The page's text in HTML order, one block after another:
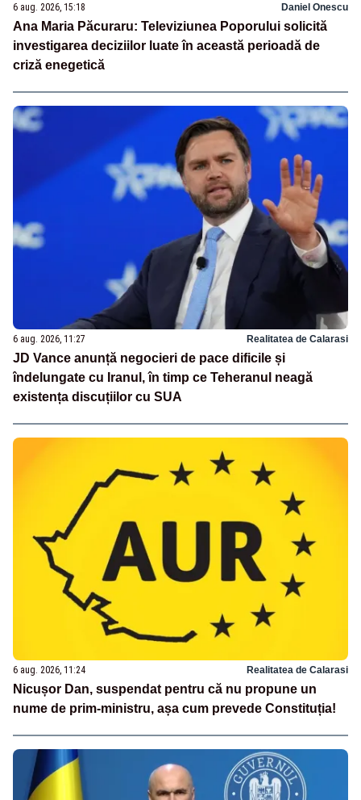
6 aug. 2026, 15:18 Daniel Onescu
Ana Maria Păcuraru: Televiziunea Poporului solicită
investigarea deciziilor luate în această perioadă de
criză enegetică
6 aug. 2026, 11:27 Realitatea de Calarasi
JD Vance anunță negocieri de pace dificile și
îndelungate cu Iranul, în timp ce Teheranul neagă
existența discuțiilor cu SUA
6 aug. 2026, 11:24 Realitatea de Calarasi
Nicușor Dan, suspendat pentru că nu propune un
nume de prim-ministru, așa cum prevede Constituția!